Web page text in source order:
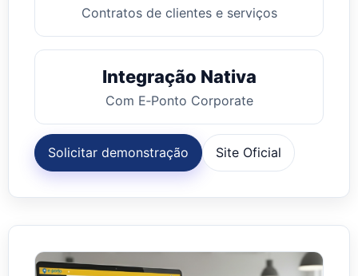
Contratos de clientes e serviços
Integração Nativa
Com E‑Ponto Corporate
Solicitar demonstração Site Oficial